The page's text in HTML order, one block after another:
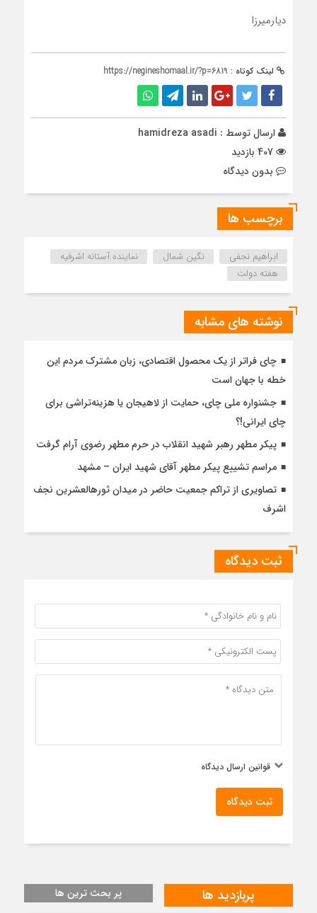
دیارمیرزا
لینک کوتاه : https://negineshomaal.ir/?p=6819
ارسال توسط : hamidreza asadi
بدون دیدگاه
برچسب ها
ابراهیم نجفی نگین شمال
نماینده آستانه اشرفیه
هفته دولت
نوشته های مشابه
چای فراتر از یک محصول اقتصادی، زبان مشترک مردم این
خطه با جهان است
جشنواره ملی چای، حمایت از لاهیجان یا هزینه‌تراشی برای
چای ایرانی!؟
پیکر مطهر رهبر شهید انقلاب در حرم مطهر رضوی آرام گرفت
مراسم تشییع پیکر مطهر آقای شهید ایران – مشهد
تصاویری از تراکم جمعیت حاضر در میدان ثورهالعشرین نجف
اشرف
ثبت دیدگاه
قوانین ارسال دیدگاه
ثبت دیدگاه
پربازدید ها پر بحث ترین ها